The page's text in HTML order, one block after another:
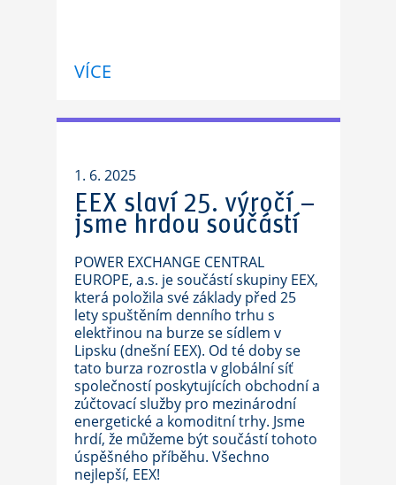
VÍCE
1. 6. 2025
EEX slaví 25. výročí –
jsme hrdou součástí
POWER EXCHANGE CENTRAL
EUROPE, a.s. je součástí skupiny EEX,
která položila své základy před 25
lety spuštěním denního trhu s
elektřinou na burze se sídlem v
Lipsku (dnešní EEX). Od té doby se
tato burza rozrostla v globální síť
společností poskytujících obchodní a
zúčtovací služby pro mezinárodní
energetické a komoditní trhy. Jsme
hrdí, že můžeme být součástí tohoto
úspěšného příběhu. Všechno
nejlepší, EEX!